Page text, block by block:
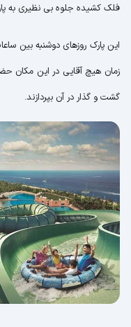
فلک کشیده جلوه بی نظیری به
زمان هیچ آقایی در این مکان
گشت و گذار در آن بپردازند.